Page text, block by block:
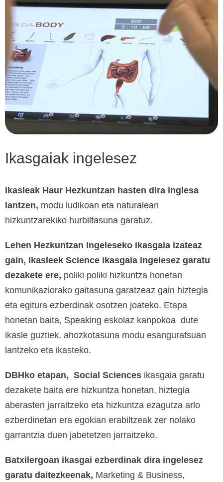
Ikasgaiak ingelesez
Ikasleak Haur Hezkuntzan hasten dira inglesa
lantzen, modu ludikoan eta naturalean
hizkuntzarekiko hurbiltasuna garatuz.
Lehen Hezkuntzan ingeleseko ikasgaia izateaz
gain, ikasleek Science ikasgaia ingelesez garatu
dezakete ere, poliki poliki hizkuntza honetan
komunikaziorako gaitasuna garatzeaz gain hiztegia
eta egitura ezberdinak osotzen joateko. Etapa
honetan baita, Speaking eskolaz kanpokoa dute
ikasle guztiek, ahozkotasuna modu esanguratsuan
lantzeko eta ikasteko.
DBHko etapan, Social Sciences ikasgaia garatu
dezakete baita ere hizkuntza honetan, hiztegia
aberasten jarraitzeko eta hizkuntza ezagutza arlo
ezberdinetan era egokian erabiltzeak zer nolako
garrantzia duen jabetetzen jarraitzeko.
Batxilergoan ikasgai ezberdinak dira ingelesez
garatu daitezkeenak, Marketing & Business,